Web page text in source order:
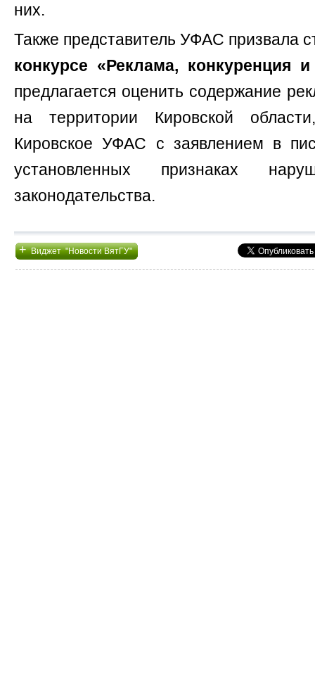
них.
Также представитель УФАС призвала
конкурсе «Реклама, конкуренция
предлагается оценить содержание
на территории Кировской
Кировское УФАС с заявлением в
установленных признаках
законодательства.
+Виджет "Новости ВятГУ"